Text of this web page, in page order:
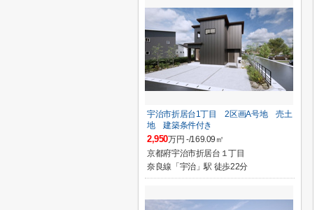
宇治市折居台1丁目 2区画A号地 売土
地 建築条件付き
2,950万円 -/169.09㎡
京都府宇治市折居台１丁目
奈良線「宇治」駅 徒歩22分